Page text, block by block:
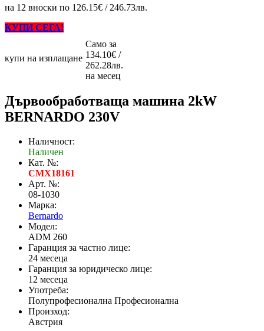
на 12 вноски по 126.15€ / 246.73лв.
КУПИ СЕГА!
купи на изплащане
Само за
134.10€ /
262.28лв.
на месец
Дървообработваща машина 2kW
BERNARDO 230V
Наличност:
Наличен
Кат. №:
CMX18161
Арт. №:
08-1030
Марка:
Bernardo
Модел:
ADM 260
Гаранция за частно лице:
24 месеца
Гаранция за юридическо лице:
12 месеца
Употреба:
Полупрофесионална Професионална
Произход:
Австрия